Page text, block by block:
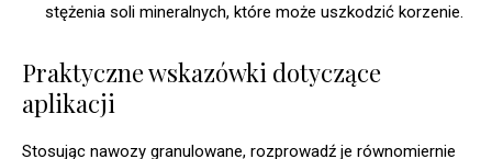
stężenia soli mineralnych, które może uszkodzić korzenie.
Praktyczne wskazówki dotyczące
aplikacji
Stosując nawozy granulowane, rozprowadź je równomiernie